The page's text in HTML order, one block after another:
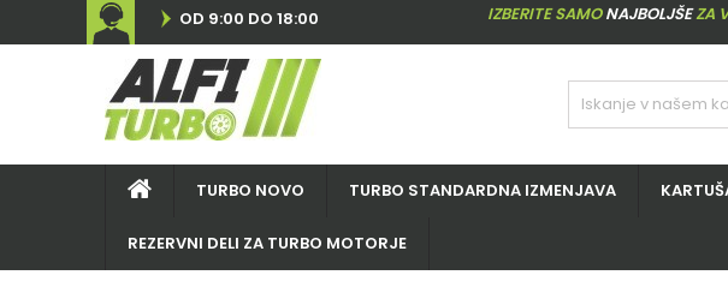
OD 9:00 DO 18:00 IZBERITE SAMONAJBOLJŠEZA
TURBO NOVO TURBO STANDARDNA IZMENJAVA
REZERVNI DELI ZA TURBO MOTORJE